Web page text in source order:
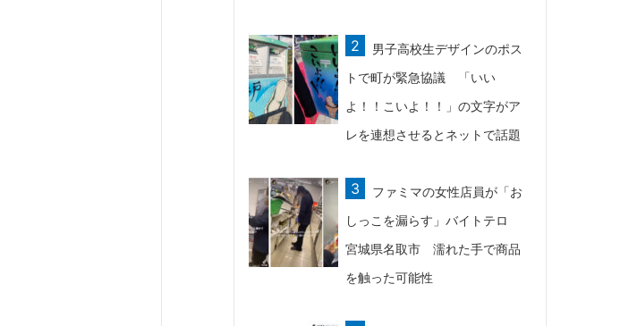
男子高校生デザインのポス
トで町が緊急協議 「いい
よ！！こいよ！！」の文字がア
レを連想させるとネットで話題
ファミマの女性店員が「お
しっこを漏らす」バイトテロ
宮城県名取市 濡れた手で商品
を触った可能性